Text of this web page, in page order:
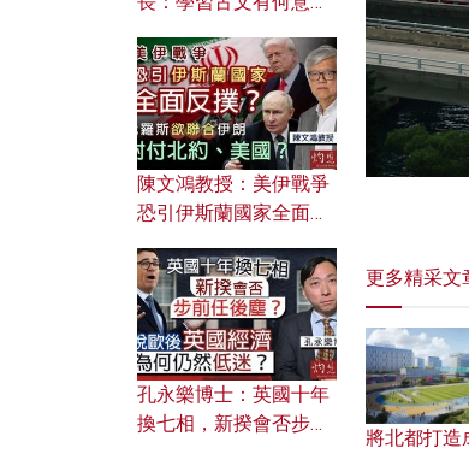
更多精采文
將北都打造
文之美？ 日常寫作如何
應用？
陳文鴻教授：美伊戰爭
恐引伊斯蘭國家全面反
對付北約美國？
孔永樂博士：英國十年
換七相，新揆會否步前